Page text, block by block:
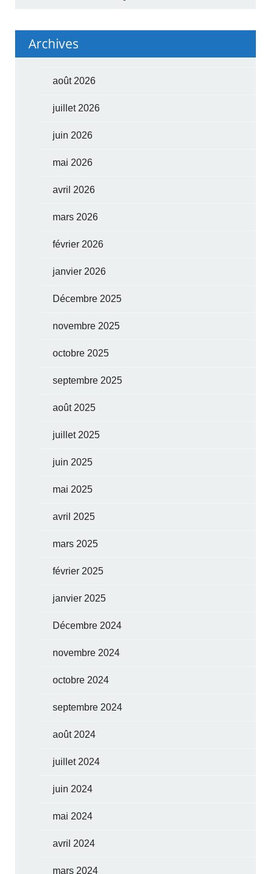
Archives
août 2026
juillet 2026
juin 2026
mai 2026
avril 2026
mars 2026
février 2026
janvier 2026
Décembre 2025
novembre 2025
octobre 2025
septembre 2025
août 2025
juillet 2025
juin 2025
mai 2025
avril 2025
mars 2025
février 2025
janvier 2025
Décembre 2024
novembre 2024
octobre 2024
septembre 2024
août 2024
juillet 2024
juin 2024
mai 2024
avril 2024
mars 2024